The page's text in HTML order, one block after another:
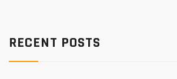
RECENT POSTS